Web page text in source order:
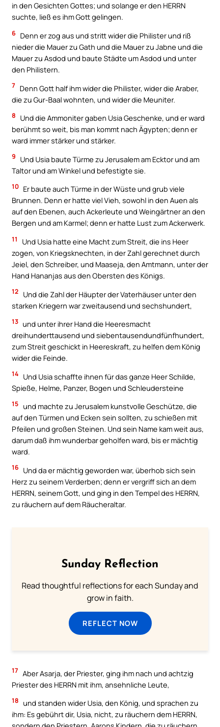
in den Gesichten Gottes; und solange er den HERRN
suchte, ließ es ihm Gott gelingen.
6 Denn er zog aus und stritt wider die Philister und riß
nieder die Mauer zu Gath und die Mauer zu Jabne und die
Mauer zu Asdod und baute Städte um Asdod und unter
den Philistern.
7 Denn Gott half ihm wider die Philister, wider die Araber,
die zu Gur-Baal wohnten, und wider die Meuniter.
8
Und die Ammoniter gaben Usia Geschenke, und er ward
berühmt so weit, bis man kommt nach Ägypten; denn er
ward immer stärker und stärker.
9
Und Usia baute Türme zu Jerusalem am Ecktor und am
Taltor und am Winkel und befestigte sie.
10 Er baute auch Türme in der Wüste und grub viele
Brunnen. Denn er hatte viel Vieh, sowohl in den Auen als
auf den Ebenen, auch Ackerleute und Weingärtner an den
Bergen und am Karmel; denn er hatte Lust zum Ackerwerk.
11
Und Usia hatte eine Macht zum Streit, die ins Heer
zogen, von Kriegsknechten, in der Zahl gerechnet durch
Jeiel, den Schreiber, und Maaseja, den Amtmann, unter der
Hand Hananjas aus den Obersten des Königs.
12
Und die Zahl der Häupter der Vaterhäuser unter den
starken Kriegern war zweitausend und sechshundert,
13 und unter ihrer Hand die Heeresmacht
dreihunderttausend und siebentausendundfünfhundert,
zum Streit geschickt in Heereskraft, zu helfen dem König
wider die Feinde.
14 Und Usia schaffte ihnen für das ganze Heer Schilde,
Spieße, Helme, Panzer, Bogen und Schleudersteine
15 und machte zu Jerusalem kunstvolle Geschütze, die
auf den Türmen und Ecken sein sollten, zu schießen mit
Pfeilen und großen Steinen. Und sein Name kam weit aus,
darum daß ihm wunderbar geholfen ward, bis er mächtig
ward.
16 Und da er mächtig geworden war, überhob sich sein
Herz zu seinem Verderben; denn er vergriff sich an dem
HERRN, seinem Gott, und ging in den Tempel des HERRN,
zu räuchern auf dem Räucheraltar.
Sunday Reflection
Read thoughtful reflections for each Sunday and
grow in faith.
REFLECT NOW
17 Aber Asarja, der Priester, ging ihm nach und achtzig
Priester des HERRN mit ihm, ansehnliche Leute,
18 und standen wider Usia, den König, und sprachen zu
ihm: Es gebührt dir, Usia, nicht, zu räuchern dem HERRN,